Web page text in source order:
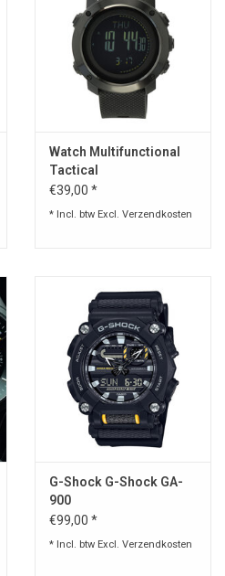
Watch Multifunctional
Tactical
€39,00 *
* Incl. btw Excl. Verzendkosten
G-Shock G-Shock GA-
900
€99,00 *
* Incl. btw Excl. Verzendkosten